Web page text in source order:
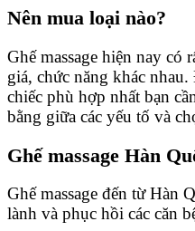
Nên mua loại nào?
Ghế massage hiện nay có
giá, chức năng khác
chiếc phù hợp nhất bạn
bằng giữa các yếu tố và
Ghế massage Hàn
Ghế massage đến từ Hàn
lành và phục hồi các căn